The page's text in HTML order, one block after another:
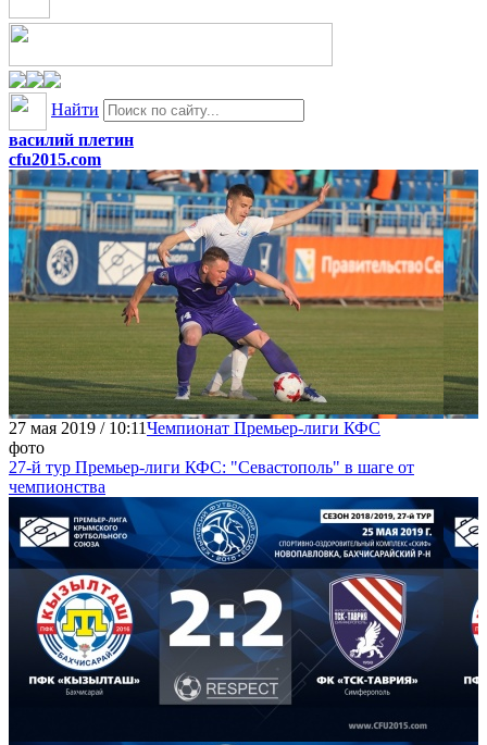
Найти
василий плетин
cfu2015.com
27 мая 2019 / 10:11Чемпионат Премьер-лиги КФС
фото
27-й тур Премьер-лиги КФС: "Севастополь" в шаге от
чемпионства